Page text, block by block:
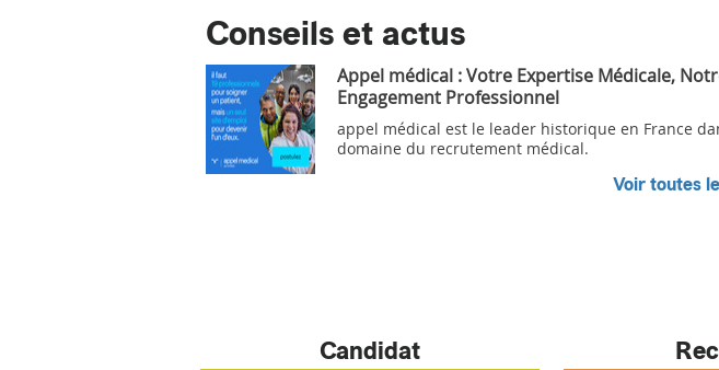
Conseils et actus
Appel médical : Votre Expertise Médicale,
Engagement Professionnel
appel médical est le leader historique en France
domaine du recrutement médical.
Voir toutes
Candidat